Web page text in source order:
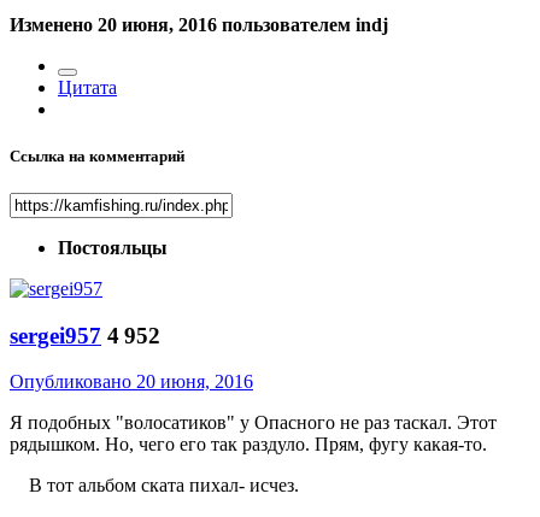
Изменено 20 июня, 2016 пользователем indj
Цитата
Ссылка на комментарий
Постояльцы
sergei957 4 952
Опубликовано 20 июня, 2016
Я подобных "волосатиков" у Опасного не раз таскал. Этот
рядышком. Но, чего его так раздуло. Прям, фугу какая-то.
В тот альбом ската пихал- исчез.